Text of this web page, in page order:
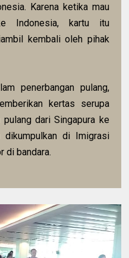
Karena ketika mau
Indonesia, kartu itu
kembali oleh pihak
penerbangan pulang,
kertas serupa
dari Singapura ke
dikumpulkan di Imigrasi
di bandara.